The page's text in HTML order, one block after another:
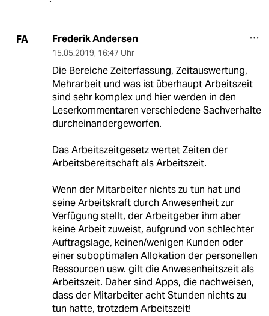
FA Frederik Andersen
15.05.2019, 16:47 Uhr
Die Bereiche Zeiterfassung, Zeitauswertung,
Mehrarbeit und was ist überhaupt Arbeitszeit
sind sehr komplex und hier werden in den
Leserkommentaren verschiedene Sachverhalte
durcheinandergeworfen.
Das Arbeitszeitgesetz wertet Zeiten der
Arbeitsbereitschaft als Arbeitszeit.
Wenn der Mitarbeiter nichts zu tun hat und
seine Arbeitskraft durch Anwesenheit zur
Verfügung stellt, der Arbeitgeber ihm aber
keine Arbeit zuweist, aufgrund von schlechter
Auftragslage, keinen/wenigen Kunden oder
einer suboptimalen Allokation der personellen
Ressourcen usw. gilt die Anwesenheitszeit als
Arbeitszeit. Daher sind Apps, die nachweisen,
dass der Mitarbeiter acht Stunden nichts zu
tun hatte, trotzdem Arbeitszeit!